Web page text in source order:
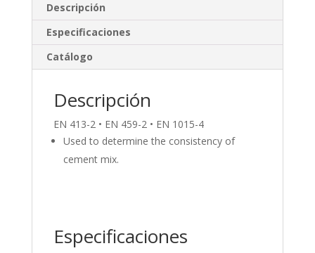
dI
n
o
o
k
ar
ti
r
Descripción
Especificaciones
Catálogo
Descripción
EN 413-2 • EN 459-2 • EN 1015-4
Used to determine the consistency of
cement mix.
Especificaciones